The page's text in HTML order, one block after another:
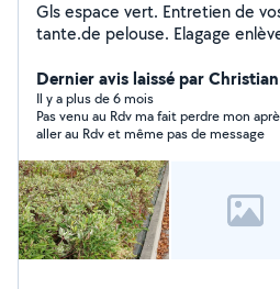
Gls espace vert. Entretien de
tante.de pelouse. Elagage
Dernier avis laissé par
Il y a plus de 6 mois
Pas venu au Rdv ma fait perdre mon
aller au Rdv et même pas de message